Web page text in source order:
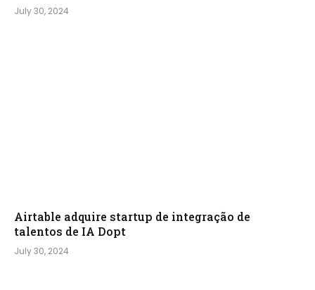
July 30, 2024
Airtable adquire startup de integração de
talentos de IA Dopt
July 30, 2024